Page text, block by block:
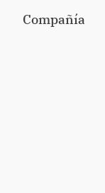
Compañía